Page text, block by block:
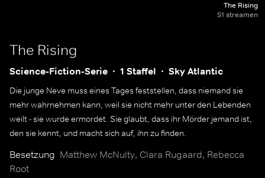
The Rising
S1 streamen
The Rising
Science-Fiction-Serie 1 Staffel Sky Atlantic
Die junge Neve muss eines Tages feststellen, dass niemand sie
mehr wahrnehmen kann, weil sie nicht mehr unter den Lebenden
weilt - sie wurde ermordet. Sie glaubt, dass ihr Mörder jemand ist,
den sie kennt, und macht sich auf, ihn zu finden.
Besetzung Matthew McNulty, Clara Rugaard, Rebecca
Root